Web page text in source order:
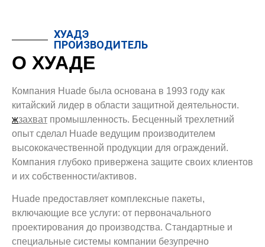
ХУАДЭ
ПРОИЗВОДИТЕЛЬ
О ХУАДЕ
Компания Huade была основана в 1993 году как
китайский лидер в области защитной деятельности.
жзахват промышленность. Бесценный трехлетний
опыт сделал Huade ведущим производителем
высококачественной продукции для ограждений.
Компания глубоко привержена защите своих клиентов
и их собственности/активов.
Huade предоставляет комплексные пакеты,
включающие все услуги: от первоначального
проектирования до производства. Стандартные и
специальные системы компании безупречно